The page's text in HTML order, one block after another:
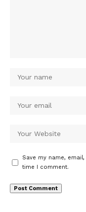
Save my name,
time I comment.